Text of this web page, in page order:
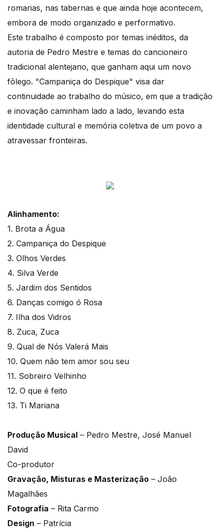
romarias, nas tabernas e que ainda hoje acontecem,
embora de modo organizado e performativo.
Este trabalho é composto por temas inéditos, da
autoria de Pedro Mestre e temas do cancioneiro
tradicional alentejano, que ganham aqui um novo
fôlego. "Campaniça do Despique" visa dar
continuidade ao trabalho do músico, em que a tradição
e inovação caminham lado a lado, levando esta
identidade cultural e memória coletiva de um povo a
atravessar fronteiras.
Alinhamento:
1. Brota a Água
2. Campaniça do Despique
3. Olhos Verdes
4. Silva Verde
5. Jardim dos Sentidos
6. Danças comigo ó Rosa
7. Ilha dos Vidros
8. Zuca, Zuca
9. Qual de Nós Valerá Mais
10. Quem não tem amor sou seu
11. Sobreiro Velhinho
12. O que é feito
13. Ti Mariana
Produção Musical – Pedro Mestre, José Manuel
David
Co-produtor
Gravação, Misturas e Masterização – João
Magalhães
Fotografia – Rita Carmo
Design – Patrícia